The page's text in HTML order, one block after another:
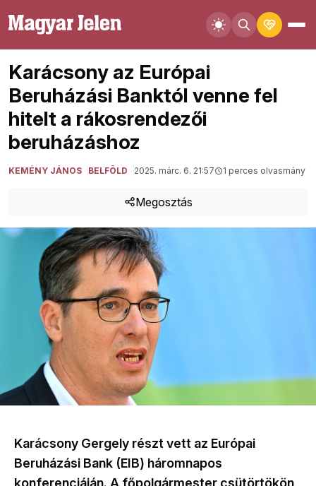
Karácsony az Európai
Beruházási Banktól venne fel
hitelt a rákosrendezői
beruházáshoz
KEMÉNY JÁNOS BELFÖLD 2025. márc. 6. 21:57 1 perces olvasmány
Megosztás
Karácsony Gergely részt vett az Európai
Beruházási Bank (EIB) háromnapos
konferenciáján. A főpolgármester csütörtökön